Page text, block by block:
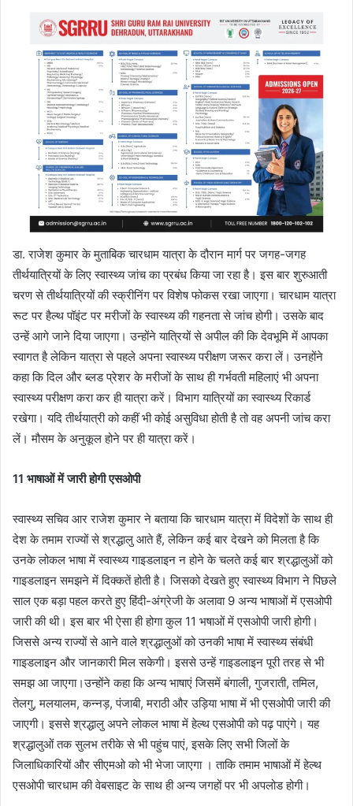
डा. राजेश कुमार के मुताबिक चारधाम यात्रा के दौरान मार्ग पर जगह-जगह
तीर्थयात्रियों के लिए स्वास्थ्य जांच का प्रबंध किया जा रहा है। इस बार शुरुआती
चरण से तीर्थयात्रियों की स्क्रीनिंग पर विशेष फोकस रखा जाएगा। चारधाम यात्रा
रूट पर हैल्थ पॉइंट पर मरीजों के स्वास्थ्य की गहनता से जांच होगी। उसके बाद
उन्हें आगे जाने दिया जाएगा। उन्होंने यात्रियों से अपील की कि देवभूमि में आपका
स्वागत है लेकिन यात्रा से पहले अपना स्वास्थ्य परीक्षण जरूर करा लें। उनहोंने
कहा कि दिल और ब्लड प्रेशर के मरीजों के साथ ही गर्भवती महिलाएं भी अपना
स्वास्थ्य परीक्षण करा कर ही यात्रा करें। विभाग यात्रियों का स्वास्थ्य रिकार्ड
रखेगा। यदि तीर्थयात्री को कहीं भी कोई असुविधा होती है तो वह अपनी जांच करा
लें। मौसम के अनुकूल होने पर ही यात्रा करें।
11 भाषाओं में जारी होगी एसओपी
स्वास्थ्य सचिव आर राजेश कुमार ने बताया कि चारधाम यात्रा में विदेशों के साथ ही
देश के तमाम राज्यों से श्रद्धालु आते हैं, लेकिन कई बार देखने को मिलता है कि
उनके लोकल भाषा में स्वास्थ्य गाइडलाइन न होने के चलते कई बार श्रद्धालुओं को
गाइडलाइन समझने में दिक्कतें होती है। जिसको देखते हुए स्वास्थ्य विभाग ने पिछले
साल एक बड़ा पहल करते हुए हिंदी-अंग्रेजी के अलावा 9 अन्य भाषाओं में एसओपी
जारी की थी। इस बार भी ऐसा ही होगा कुल 11 भषाओं में एसओपी जारी होगी।
जिससे अन्य राज्यों से आने वाले श्रद्धालुओं को उनकी भाषा में स्वास्थ्य संबंधी
गाइडलाइन और जानकारी मिल सकेगी। इससे उन्हें गाइडलाइन पूरी तरह से भी
समझ आ जाएगा।उन्होंने कहा कि अन्य भाषाएं जिसमें बंगाली, गुजराती, तमिल,
तेलगु, मलयालम, कन्नड़, पंजाबी, मराठी और उड़िया भाषा में भी एसओपी जारी की
जाएगी। इससे श्रद्धालु अपने लोकल भाषा में हेल्थ एसओपी को पढ़ पाएंगे। यह
श्रद्धालुओं तक सुलभ तरीके से भी पहुंच पाएं, इसके लिए सभी जिलों के
जिलाधिकारियों और सीएमओ को भी भेजा जाएगा । ताकि तमाम भाषाओं में हेल्थ
एसओपी चारधाम की वेबसाइट के साथ ही अन्य जगहों पर भी अपलोड होगी।